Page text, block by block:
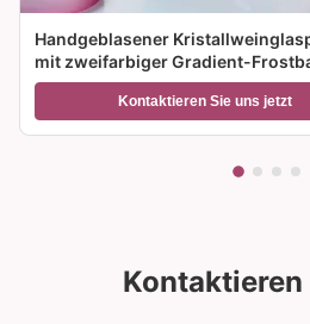
Handgeblasener
mit zweifarbiger Gradient-
300 ml Kapazität für
WohnkulturKontaktieren Sie uns jetzt
Kontaktieren